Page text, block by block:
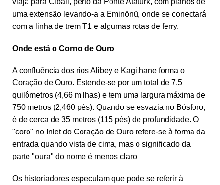
viaja para Cibali, perto da Ponte Atatürk, com planos de
uma extensão levando-a a Eminönü, onde se conectará
com a linha de trem T1 e algumas rotas de ferry.
Onde está o Corno de Ouro
A confluência dos rios Alibey e Kagithane forma o
Coração de Ouro. Estende-se por um total de 7,5
quilômetros (4,66 milhas) e tem uma largura máxima de
750 metros (2,460 pés). Quando se esvazia no Bósforo,
é de cerca de 35 metros (115 pés) de profundidade. O
"coro" no Inlet do Coração de Ouro refere-se à forma da
entrada quando vista de cima, mas o significado da
parte "oura" do nome é menos claro.
Os historiadores especulam que pode se referir à